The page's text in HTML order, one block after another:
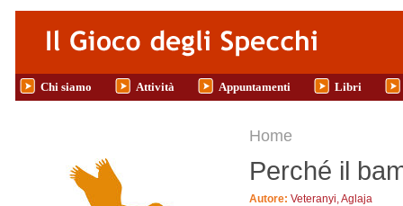
Salta al contenuto principale
Chi siamo Attività Appuntamenti Libri
Tu sei qui
Home
Perché il
Autore: Veteranyi, Aglaja